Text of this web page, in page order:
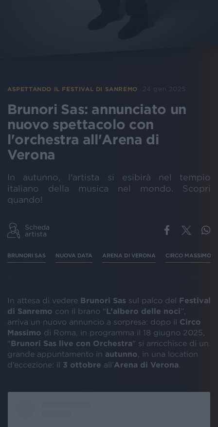
ASPETTANDO IL FESTIVAL DI SANREMO 24 gen 2025
Brunori Sas: annunciato un
nuovo spettacolo con
l'orchestra all'Arena di
Verona
In autunno, l'artista si esibirà nel tempio
italiano della musica nel mondo. Scopri
quando!
Scheda
artista
BRUNORI SAS NUOVA DATA ARENA DI VERONA CIRCO MASSIMO
In attesa di vedere Brunori Sas sul palco del Festival
di Sanremo con il brano “L’albero delle noci”,
arriva un nuovo annuncio a sorpresa: dopo il Circo
Massimo di Roma, in programma il 18 giugno 2025,
"Brunori Sas live con Orchestra" si arricchisce di un
grande appuntamento in autunno , in una location
d’eccezione: il 3 ottobre all’Arena di Verona